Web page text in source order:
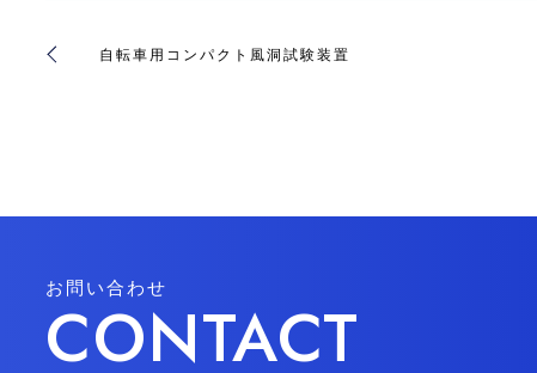
自転車用コンパクト風洞試験装置
お問い合わせ
CONTACT